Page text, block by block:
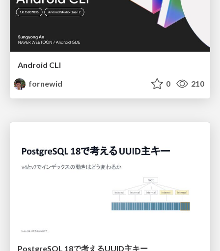
Android CLI
fornewid
0 210
PostgreSQL 18で考えるUUID主キー